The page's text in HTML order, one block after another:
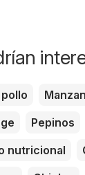
Pepinos
nutricional